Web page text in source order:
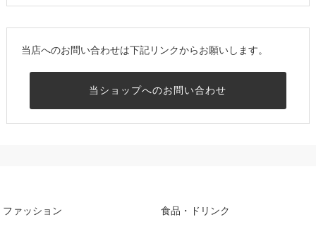
当店へのお問い合わせは下記リンクからお願いします。
当ショップへのお問い合わせ
ファッション 食品・ドリンク